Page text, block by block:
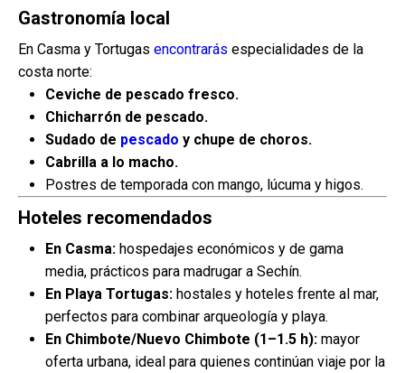
Gastronomía local
En Casma y Tortugas encontrarás especialidades de la
costa norte:
Ceviche de pescado fresco.
Chicharrón de pescado.
Sudado de pescado y chupe de choros.
Cabrilla a lo macho.
Postres de temporada con mango, lúcuma y higos.
Hoteles recomendados
En Casma: hospedajes económicos y de gama
media, prácticos para madrugar a Sechín.
En Playa Tortugas: hostales y hoteles frente al mar,
perfectos para combinar arqueología y playa.
En Chimbote/Nuevo Chimbote (1–1.5 h): mayor
oferta urbana, ideal para quienes continúan viaje por la